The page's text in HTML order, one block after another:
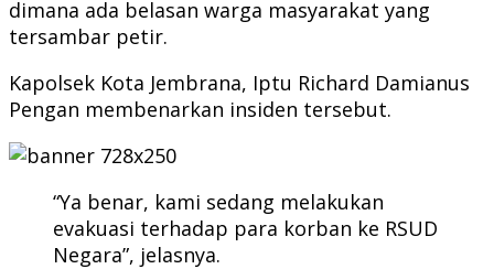
dimana ada belasan warga masyarakat yang
tersambar petir.
Kapolsek Kota Jembrana, Iptu Richard Damianus
Pengan membenarkan insiden tersebut.
“Ya benar, kami sedang melakukan
evakuasi terhadap para korban ke RSUD
Negara”, jelasnya.